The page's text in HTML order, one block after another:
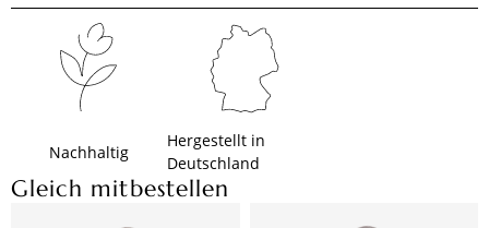
Nachhaltig
Hergestellt in
Deutschland
Gleich mitbestellen